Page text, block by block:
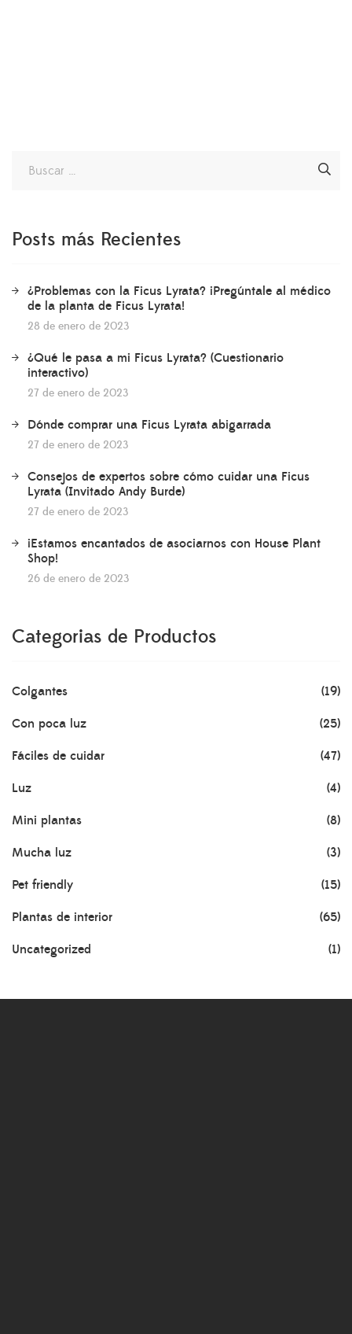
Posts más Recientes
¿Problemas con la Ficus Lyrata? ¡Pregúntale al médico
de la planta de Ficus Lyrata!
28 de enero de 2023
¿Qué le pasa a mi Ficus Lyrata? (Cuestionario
interactivo)
27 de enero de 2023
Dónde comprar una Ficus Lyrata abigarrada
27 de enero de 2023
Consejos de expertos sobre cómo cuidar una Ficus
Lyrata (Invitado Andy Burde)
27 de enero de 2023
¡Estamos encantados de asociarnos con House Plant
Shop!
26 de enero de 2023
Categorias de Productos
Colgantes (19)
Con poca luz (25)
Fáciles de cuidar (47)
Luz (4)
Mini plantas (8)
Mucha luz (3)
Pet friendly (15)
Plantas de interior (65)
Uncategorized (1)